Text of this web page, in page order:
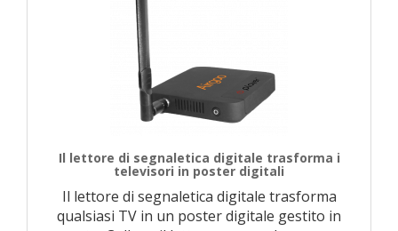
Il lettore di segnaletica digitale trasforma i
televisori in poster digitali
Il lettore di segnaletica digitale trasforma
qualsiasi TV in un poster digitale gestito in